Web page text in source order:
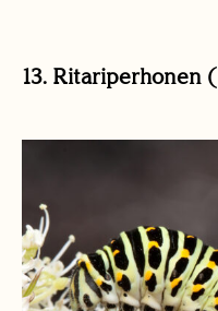
13. Ritariperhonen (